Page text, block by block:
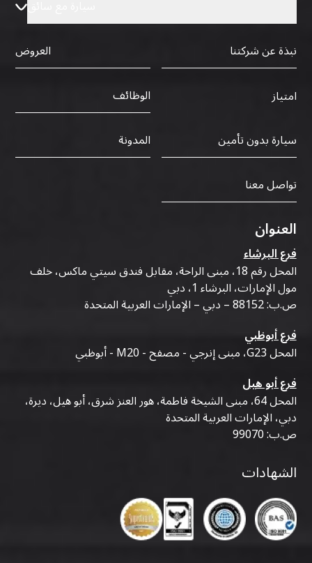
نبذة عن شركتنا
العروض
امتياز
الوظائف
سيارة بدون تأمين
المدونة
تواصل معنا
العنوان
فرع البرشاء
المحل رقم 18، مبنى الراحة، مقابل فندق سيتي ماكس، خلف
مول الإمارات، البرشاء 1، دبي
ص.ب: 88152 – دبي – الإمارات العربية المتحدة
فرع أبوظبي
المحل G23، مبنى إنرجي - مصفح - M20 - أبوظبي
فرع أبو هيل
المحل 64، مبنى الشيخة فاطمة، هور العنز شرق، أبو هيل، ديرة،
دبي، الإمارات العربية المتحدة
ص.ب: 99070
الشهادات